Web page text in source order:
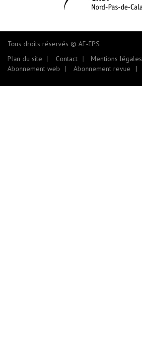
Tous droits réservés © AE-EPS
Plan du site
Contact Mentions légales
Abonnement web
Abonnement revue